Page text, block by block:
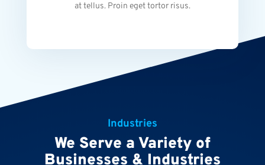
at tellus. Proin eget tortor risus.
Industries
We Serve a Variety of
Businesses & Industries